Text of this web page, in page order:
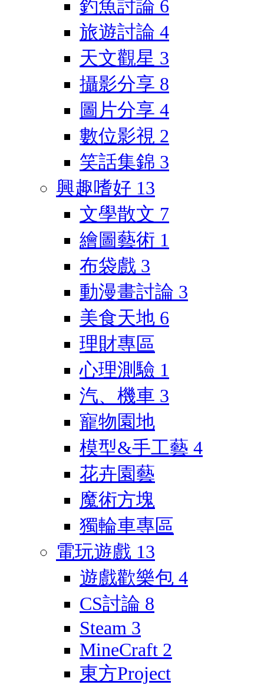
釣魚討論 6
旅遊討論 4
天文觀星 3
攝影分享 8
圖片分享 4
數位影視 2
笑話集錦 3
興趣嗜好 13
文學散文 7
繪圖藝術 1
布袋戲 3
動漫畫討論 3
美食天地 6
理財專區
心理測驗 1
汽、機車 3
寵物園地
模型&手工藝 4
花卉園藝
魔術方塊
獨輪車專區
電玩遊戲 13
遊戲歡樂包 4
CS討論 8
Steam 3
MineCraft 2
東方Project